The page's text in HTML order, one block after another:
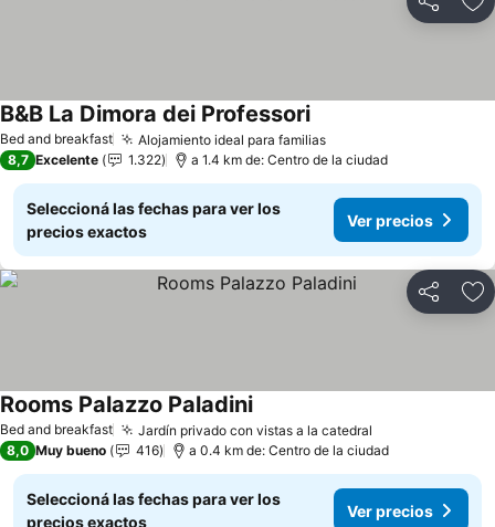
Compartir
Bed and breakfast Alojamiento ideal para familiasVer precios
B&B La Dimora dei ProfessoriVer precios
8,7 Excelente 1.322 a 1.4 km de: Centro de la ciudad
Seleccioná las fechas para ver los
precios exactos
Ver precios
Compartir
Bed and breakfast Jardín privado con vistas a la catedral
Rooms Palazzo PaladiniVer precios
8,0 Muy bueno 416 a 0.4 km de: Centro de la ciudad
Seleccioná las fechas para ver los
precios exactos
Ver precios